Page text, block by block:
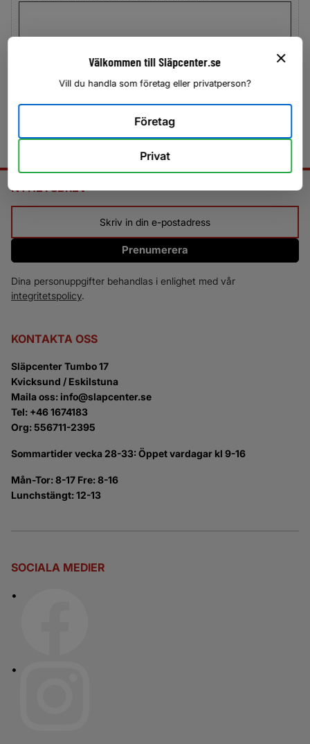
NYHETSBREV
Prenumerera
Dina personuppgifter behandlas i enlighet med vår
integritetspolicy.
KONTAKTA OSS
Släpcenter Tumbo 17
Kvicksund / Eskilstuna
Maila oss: info@slapcenter.se
Tel: +46 1674183
Org: 556711-2395
Sommartider vecka 28-33: Öppet vardagar kl 9-16
Mån-Tor: 8-17 Fre: 8-16
Lunchstängt: 12-13
SOCIALA MEDIER
Välkommen till Släpcenter.se
Vill du handla som företag eller privatperson?
Företag
Privat